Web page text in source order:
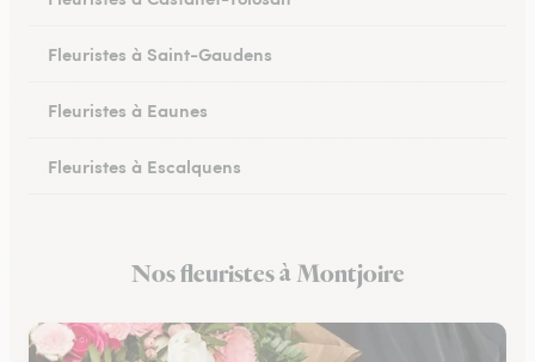
Fleuristes à Saint-Gaudens
Fleuristes à Eaunes
Fleuristes à Escalquens
Fleuristes à Colomiers
Nos fleuristes à Montjoire